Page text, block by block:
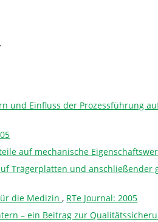
und Einfluss der Prozessführung
auf mechanische
Trägerplatten und anschließender
die Medizin, RTe Journal: 2005
– ein Beitrag zur